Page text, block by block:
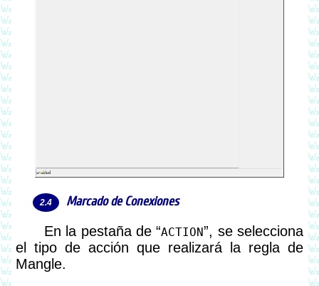
Marcado de Conexiones
En la pestaña de “ACTION”, se selecciona
el tipo de acción que realizará la regla de
Mangle.